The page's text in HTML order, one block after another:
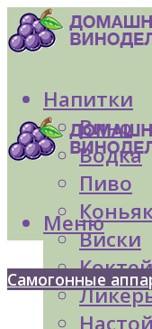
Напитки
Вино
Водка
Пиво
Виски
Меню
Самогонные